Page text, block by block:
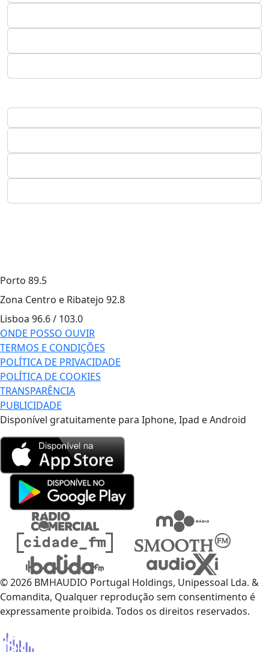
Porto 89.5
Zona Centro e Ribatejo 92.8
Lisboa 96.6 / 103.0
ONDE POSSO OUVIR
TERMOS E CONDIÇÕES
POLÍTICA DE PRIVACIDADE
POLÍTICA DE COOKIES
TRANSPARÊNCIA
PUBLICIDADE
Disponível gratuitamente para Iphone, Ipad e Android
© 2026 BMHAUDIO Portugal Holdings, Unipessoal Lda. &
Comandita, Qualquer reprodução sem consentimento é
expressamente proibida. Todos os direitos reservados.